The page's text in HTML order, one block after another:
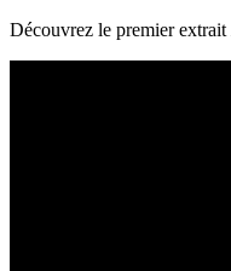
Découvrez le premier extrait